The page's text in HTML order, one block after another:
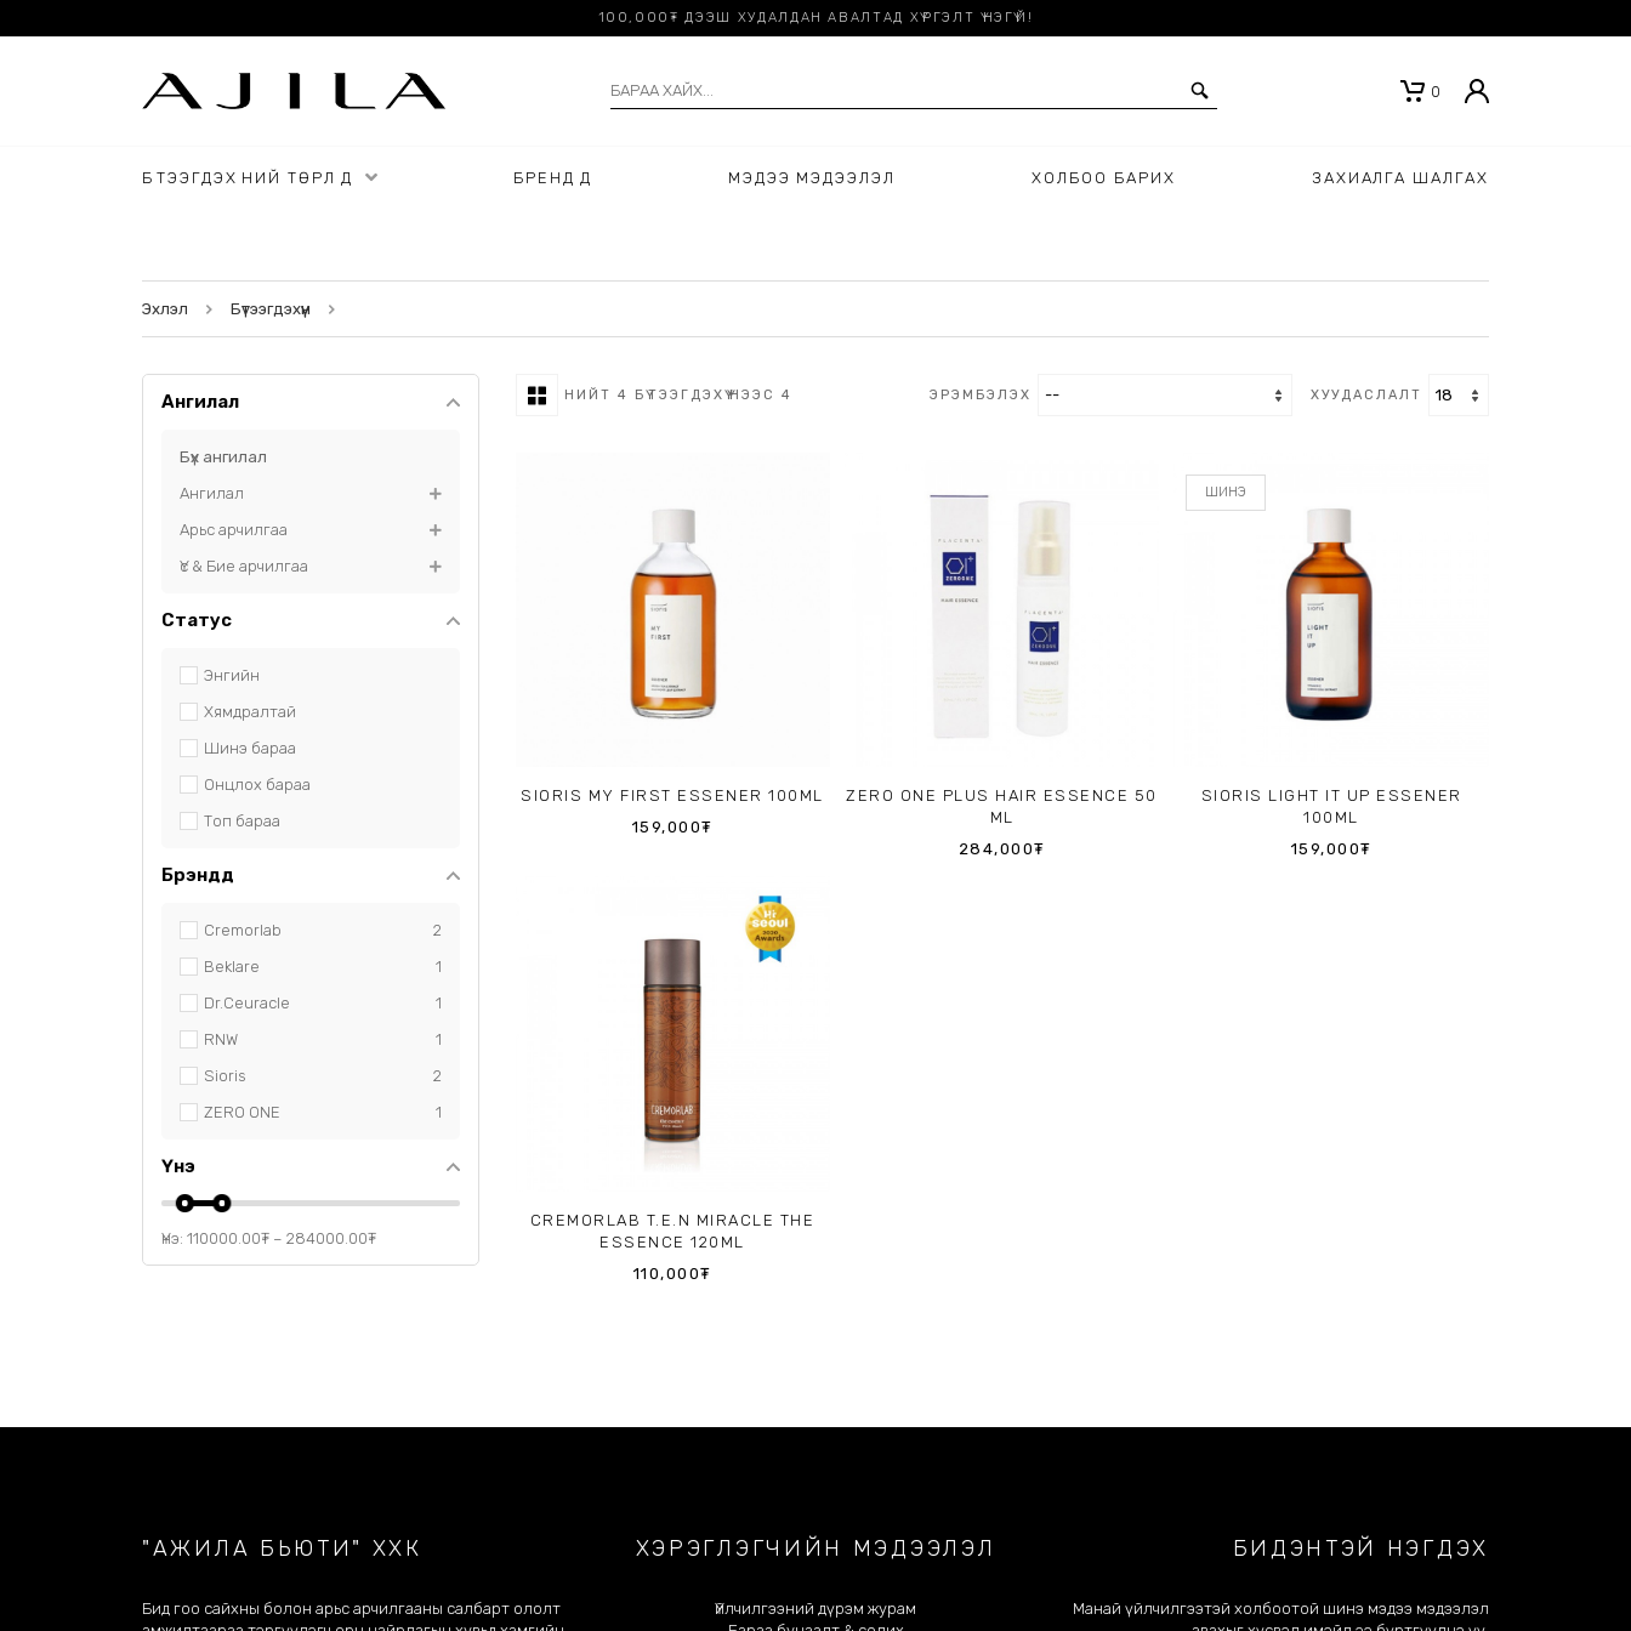
100,000₮ ДЭЭШ ХУДАЛДАН АВАЛТАД ХҮРГЭЛТ ҮНЭГҮЙ!
0
БҮТЭЭГДЭХҮҮНИЙ ТӨРЛҮҮД БРЕНДҮҮД МЭДЭЭ МЭДЭЭЛЭЛ ХОЛБОО БАРИХ ЗАХИАЛГА ШАЛГАХ
Эхлэл Бүтээгдэхүүн
Ангилал
Бүх ангилал
Ангилал
Арьс арчилгаа
Үс & Бие арчилгаа
Статус
Энгийн
Хямдралтай
Шинэ бараа
Онцлох бараа
Топ бараа
Брэндүүд
Cremorlab
2
Beklare
1
Dr.Ceuracle
1
RNW
1
Sioris
2
ZERO ONE
1
Үнэ
Үнэ: 110000.00₮ – 284000.00₮
НИЙТ 4 БҮТЭЭГДЭХҮҮНЭЭС 4 ЭРЭМБЭЛЭХ ХУУДАСЛАЛТ
SIORIS MY FIRST ESSENER 100ML
159,000₮
ZERO ONE PLUS HAIR ESSENCE 50
ML
284,000₮
ШИНЭ
SIORIS LIGHT IT UP ESSENER
100ML
159,000₮
CREMORLAB T.E.N MIRACLE THE
ESSENCE 120ML
110,000₮
"АЖИЛА БЬЮТИ" ХХК
Бид гоо сайхны болон арьс арчилгааны салбарт ололт
ХЭРЭГЛЭГЧИЙН МЭДЭЭЛЭЛ
Үйлчилгээний дүрэм журам
БИДЭНТЭЙ НЭГДЭХ
Манай үйлчилгээтэй холбоотой шинэ мэдээ мэдээлэл